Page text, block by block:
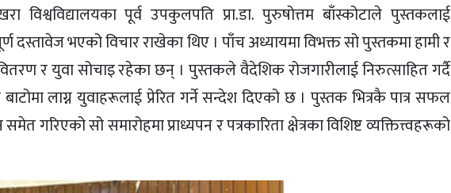
विश्वविद्यालयका पूर्व उपकुलपति प्रा.डा. पुरुषोत्तम बाँस्कोटाले पुस्तकलाई
दस्तावेज भएको विचार राखेका थिए । पाँच अध्यायमा विभक्त सो पुस्तकमा हामी र
वितरण र युवा सोचाइ रहेका छन् । पुस्तकले वैदेशिक रोजगारीलाई निरुत्साहित गर्दै
लाग्न युवाहरूलाई प्रेरित गर्ने सन्देश दिएको छ । पुस्तक भित्रकै पात्र सफल
गरिएको सो समारोहमा प्राध्यपन र पत्रकारिता क्षेत्रका विशिष्ट व्यक्तित्त्वहरूको